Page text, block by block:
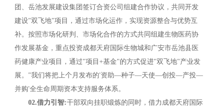
团、岳池发展建设集团签订合资公司组建合作协议，共同开发
建设"双飞地"项目，通过市场化运作，实现资源整合与优势互
补。按照市场化研判、市场化合作的方式共同组建生物医药协
作发展基金，重点投资成都天府国际生物城和广安市岳池县医
药健康产业项目，通过"项目+基金"的方式促进"双飞地"产业发
展。"我们将把上个月发布的'资助—种子—天使—创投—产投—
并购'全生命周期资本支持服务体系。
02.借力引智:干部双向挂职锻炼的同时，借力成都天府国际